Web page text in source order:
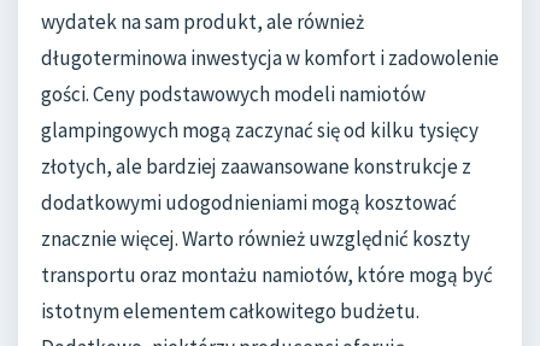
wydatek na sam produkt, ale również
długoterminowa inwestycja w komfort i zadowolenie
gości. Ceny podstawowych modeli namiotów
glampingowych mogą zaczynać się od kilku tysięcy
złotych, ale bardziej zaawansowane konstrukcje z
dodatkowymi udogodnieniami mogą kosztować
znacznie więcej. Warto również uwzględnić koszty
transportu oraz montażu namiotów, które mogą być
istotnym elementem całkowitego budżetu.